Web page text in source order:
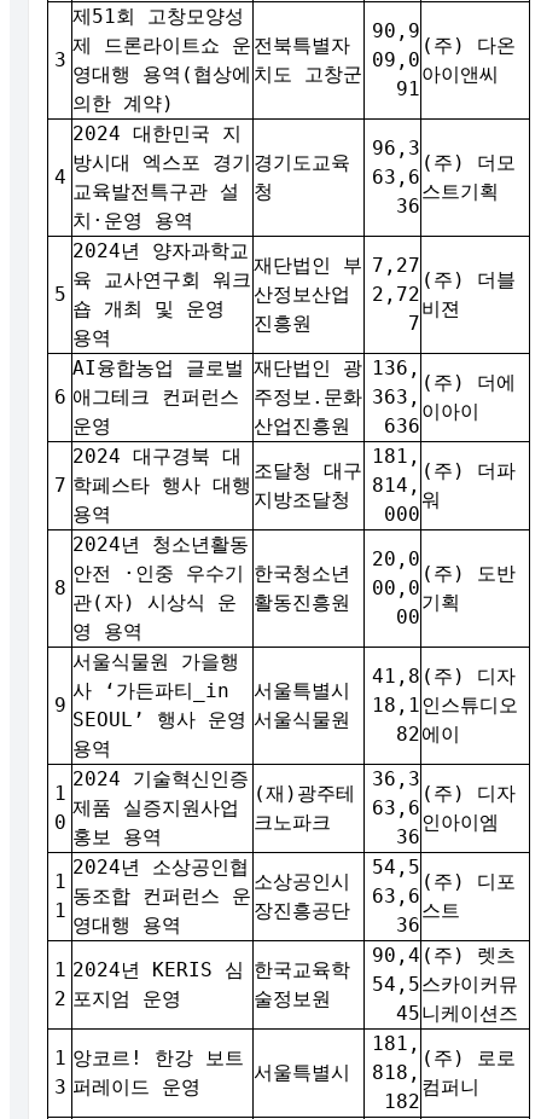
3
제51회 고창모양성
제 드론라이트쇼 운
영대행 용역(협상에
의한 계약)
전북특별자
치도 고창군
90,9
09,0
91
(주) 다온
아이앤씨
4
2024 대한민국 지
방시대 엑스포 경기
교육발전특구관 설
치·운영 용역
경기도교육
청
96,3
63,6
36
(주) 더모
스트기획
5
2024년 양자과학교
육 교사연구회 워크
숍 개최 및 운영
용역
재단법인 부
산정보산업
진흥원
7,27
2,72
7
(주) 더블
비젼
6
AI융합농업 글로벌
애그테크 컨퍼런스
운영
재단법인 광
주정보.문화
산업진흥원
136,
363,
636
(주) 더에
이아이
7
2024 대구경북 대
학페스타 행사 대행
용역
조달청 대구
지방조달청
181,
814,
000
(주) 더파
워
8
2024년 청소년활동
안전 ·인중 우수기
관(자) 시상식 운
영 용역
한국청소년
활동진흥원
20,0
00,0
00
(주) 도반
기획
9
서울식물원 가을행
사 ‘가든파티_in
SEOUL’ 행사 운영
용역
서울특별시
서울식물원
41,8
18,1
82
(주) 디자
인스튜디오
에이
1
0
2024 기술혁신인증
제품 실증지원사업
홍보 용역
(재)광주테
크노파크
36,3
63,6
36
(주) 디자
인아이엠
1
1
2024년 소상공인협
동조합 컨퍼런스 운
영대행 용역
소상공인시
장진흥공단
54,5
63,6
36
(주) 디포
스트
1
2
2024년 KERIS 심
포지엄 운영
한국교육학
술정보원
90,4
54,5
45
(주) 렛츠
스카이커뮤
니케이션즈
1
3
앙코르! 한강 보트
퍼레이드 운영
서울특별시
181,
818,
182
(주) 로로
컴퍼니